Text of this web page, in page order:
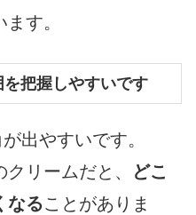
す。
把握しやすいです
出やすいです。
リームだと、
どこ
なることがありま